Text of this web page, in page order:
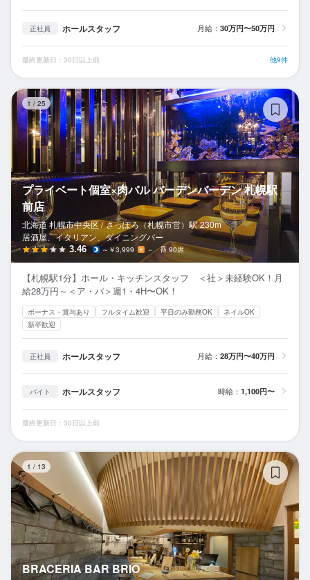
正社員 ホールスタッフ 月給： 30万円〜50万円
最終更新日：30日以上前 他9件
1 / 25
プライベート個室×肉バル バーデンバーデン 札幌駅
前店
北海道 札幌市中央区 / さっぽろ（札幌市営）駅 230m
居酒屋、イタリアン、ダイニングバー
3.46 ～￥3,999 － 90席
【札幌駅1分】ホール・キッチンスタッフ ＜社＞未経験OK！月
給28万円～＜ア・パ＞週1・4H〜OK！
ボーナス・賞与あり フルタイム歓迎 平日のみ勤務OK
ネイルOK
新卒歓迎
正社員 ホールスタッフ 月給： 28万円〜40万円
バイト ホールスタッフ 時給： 1,100円〜
最終更新日：30日以上前
1 / 13
BRACERIA BAR BRIO